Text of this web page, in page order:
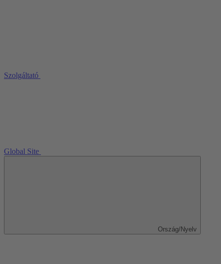
Szolgáltató
Global Site
Ország/Nyelv